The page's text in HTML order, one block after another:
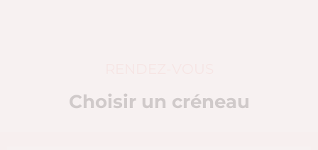
Choisir un créneau